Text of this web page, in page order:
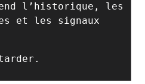
l’historique, les
et les signaux